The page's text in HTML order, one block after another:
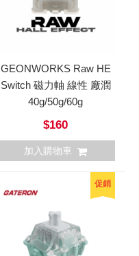
GEONWORKS Raw HE
Switch 磁力軸 線性 廠潤
40g/50g/60g
$160
加入購物車
促銷